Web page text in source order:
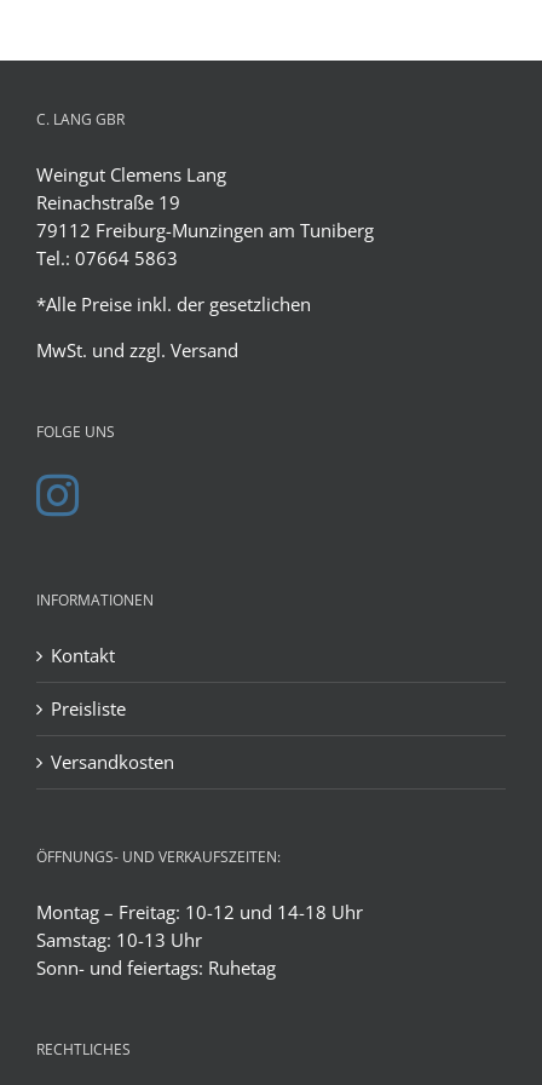
C. LANG GBR
Weingut Clemens Lang
Reinachstraße 19
79112 Freiburg-Munzingen am Tuniberg
Tel.: 07664 5863
*Alle Preise inkl. der gesetzlichen
MwSt. und zzgl. Versand
FOLGE UNS
INFORMATIONEN
Kontakt
Preisliste
Versandkosten
ÖFFNUNGS- UND VERKAUFSZEITEN:
Montag – Freitag: 10-12 und 14-18 Uhr
Samstag: 10-13 Uhr
Sonn- und feiertags: Ruhetag
RECHTLICHES